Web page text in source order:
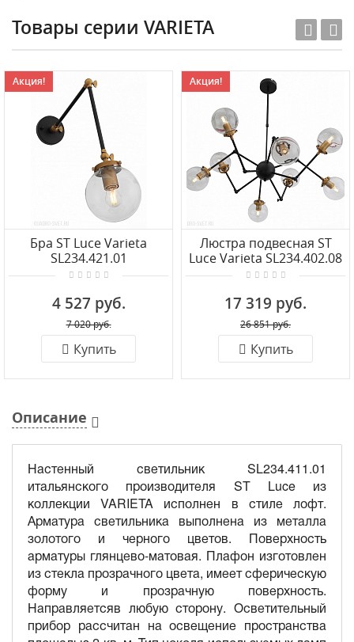
Товары серии VARIETA
Акция!
Бра ST Luce Varieta
SL234.421.01
4 527 руб.
7 020 руб.
Купить
Акция!
Люстра подвесная ST
Luce Varieta SL234.402.08
17 319 руб.
26 851 руб.
Купить
Описание
Настенный светильник SL234.411.01
итальянского производителя ST Luce из
коллекции VARIETA исполнен в стиле лофт.
Арматура светильника выполнена из металла
золотого и черного цветов. Поверхность
арматуры глянцево-матовая. Плафон изготовлен
из стекла прозрачного цвета, имеет сферическую
форму и прозрачную поверхность.
Направляетсяв любую сторону. Осветительный
прибор рассчитан на освещение пространства